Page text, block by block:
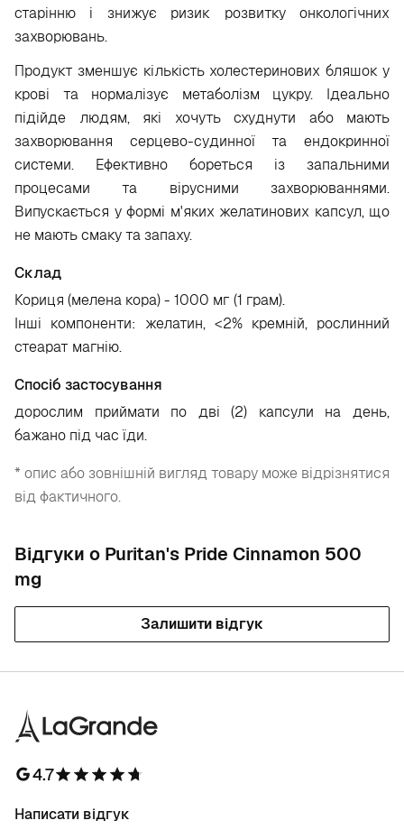
старінню і знижує ризик розвитку онкологічних
захворювань.
Продукт зменшує кількість холестеринових бляшок у
крові та нормалізує метаболізм цукру. Ідеально
підійде людям, які хочуть схуднути або мають
захворювання серцево-судинної та ендокринної
системи. Ефективно бореться із запальними
процесами та вірусними захворюваннями.
Випускається у формі м'яких желатинових капсул, що
не мають смаку та запаху.
Склад
Кориця (мелена кора) - 1000 мг (1 грам).
Інші компоненти: желатин, <2% кремній, рослинний
стеарат магнію.
Спосіб застосування
дорослим приймати по дві (2) капсули на день,
бажано під час їди.
* опис або зовнішній вигляд товару може відрізнятися
від фактичного.
Відгуки о Puritan's Pride Cinnamon 500
mg
Залишити відгук
4.7
Написати відгук